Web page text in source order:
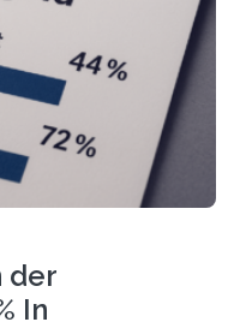
Köln. Betrachtet man
– die Anzahl
der
In